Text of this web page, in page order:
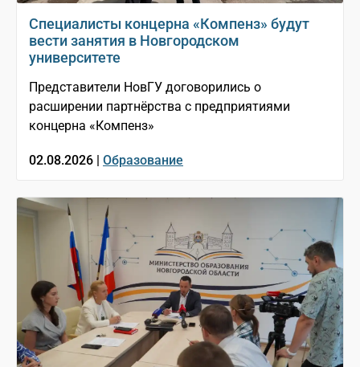
Специалисты концерна «Компенз» будут
вести занятия в Новгородском
университете
Представители НовГУ договорились о
расширении партнёрства с предприятиями
концерна «Компенз»
02.08.2026 | Образование